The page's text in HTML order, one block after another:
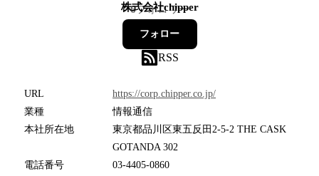
株式会社chipper
6フォロワー
フォロー
RSS
URL
https://corp.chipper.co.jp/
業種
情報通信
本社所在地
東京都品川区東五反田2-5-2 THE CASK
GOTANDA 302
電話番号
03-4405-0860